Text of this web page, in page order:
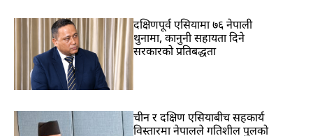
दक्षिणपूर्व एसियामा ७६ नेपाली
थुनामा, कानुनी सहायता दिने
सरकारको प्रतिबद्धता
चीन र दक्षिण एसियाबीच सहकार्य
विस्तारमा नेपालले गतिशील पुलको